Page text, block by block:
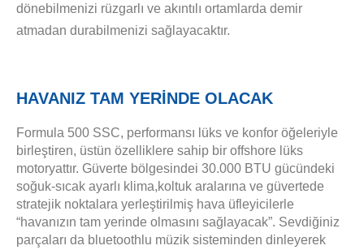
dönebilmenizi rüzgarlı ve akıntılı ortamlarda demir
atmadan durabilmenizi sağlayacaktır.
HAVANIZ TAM YERİNDE OLACAK
Formula 500 SSC, performansı lüks ve konfor öğeleriyle
birleştiren, üstün özelliklere sahip bir offshore lüks
motoryattır. Güverte bölgesindei 30.000 BTU gücündeki
soğuk-sıcak ayarlı klima,koltuk aralarına ve güvertede
stratejik noktalara yerleştirilmiş hava üfleyicilerle
“havanızın tam yerinde olmasını sağlayacak”. Sevdiğiniz
parçaları da bluetoothlu müzik sisteminden dinleyerek